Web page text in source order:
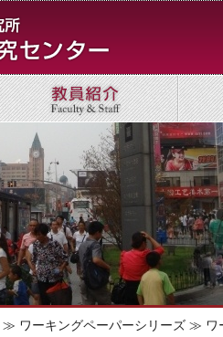
≫ ワーキングペーパーシリーズ ≫ ワ